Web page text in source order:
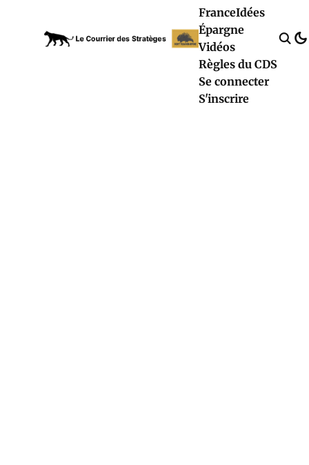
FranceIdées
Épargne
Vidéos
Règles du CDS
Se connecter
S'inscrire